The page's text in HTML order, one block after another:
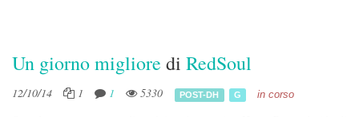
Un giorno migliore di RedSoul
12/10/14 1 1 5330 POST-DH G in corso